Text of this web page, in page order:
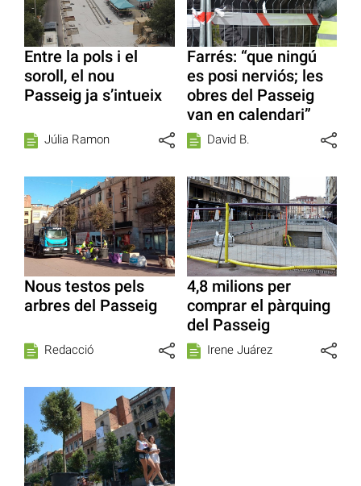
Entre la pols i el
soroll, el nou
Passeig ja s’intueix
Júlia Ramon
Farrés: “que ningú
es posi nerviós; les
obres del Passeig
van en calendari”
David B.
Nous testos pels
arbres del Passeig
Redacció
4,8 milions per
comprar el pàrquing
del Passeig
Irene Juárez